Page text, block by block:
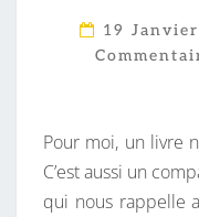
19
Pour moi, un livre
C’est aussi un
qui nous rappelle